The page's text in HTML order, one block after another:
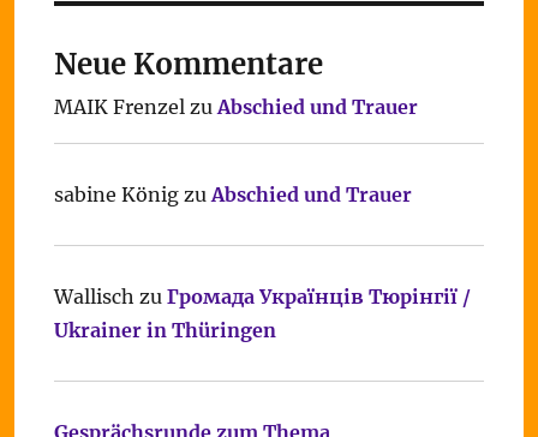
Neue Kommentare
MAIK FrenzelzuAbschied und Trauer
sabine KönigzuAbschied und Trauer
Wallisch zu Громада Українців Тюрінгії /
Ukrainer in Thüringen
Gesprächsrunde zum Thema